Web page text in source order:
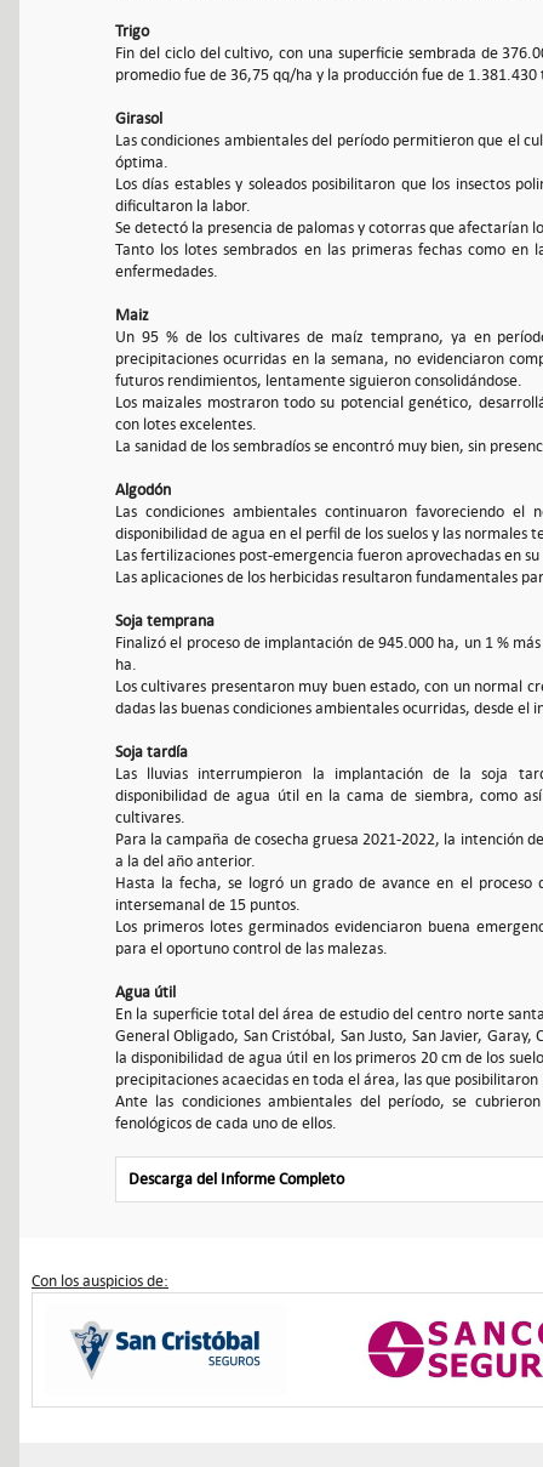
Trigo
Fin del ciclo del cultivo, con una superficie sembrada de
promedio fue de 36,75 qq/ha y la producción fue de 1.381.430
Girasol
Las condiciones ambientales del período permitieron que el
óptima.
Los días estables y soleados posibilitaron que los insectos
dificultaron la labor.
Se detectó la presencia de palomas y cotorras que afectarían
Tanto los lotes sembrados en las primeras fechas como
enfermedades.
Maiz
Un 95 % de los cultivares de maíz temprano, ya en
precipitaciones ocurridas en la semana, no evidenciaron
futuros rendimientos, lentamente siguieron consolidándose.
Los maizales mostraron todo su potencial genético,
con lotes excelentes.
La sanidad de los sembradíos se encontró muy bien, sin
Algodón
Las condiciones ambientales continuaron favoreciendo
disponibilidad de agua en el perfil de los suelos y las normales
Las fertilizaciones post-emergencia fueron aprovechadas en
Las aplicaciones de los herbicidas resultaron fundamentales
Soja temprana
Finalizó el proceso de implantación de 945.000 ha, un 1 %
ha.
Los cultivares presentaron muy buen estado, con un normal
dadas las buenas condiciones ambientales ocurridas, desde el
Soja tardía
Las lluvias interrumpieron la implantación de la soja
disponibilidad de agua útil en la cama de siembra, como
cultivares.
Para la campaña de cosecha gruesa 2021-2022, la intención
a la del año anterior.
Hasta la fecha, se logró un grado de avance en el
intersemanal de 15 puntos.
Los primeros lotes germinados evidenciaron buena
para el oportuno control de las malezas.
Agua útil
En la superficie total del área de estudio del centro norte
General Obligado, San Cristóbal, San Justo, San Javier,
la disponibilidad de agua útil en los primeros 20 cm de los
precipitaciones acaecidas en toda el área, las que
Ante las condiciones ambientales del período, se
fenológicos de cada uno de ellos.
Descarga del Informe Completo
Con los auspicios de: